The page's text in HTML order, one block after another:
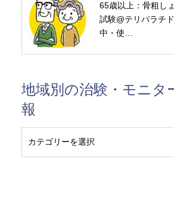
65歳以上：骨粗し
試験@テリパラチ
中・使…
地域別の治験・モニタ
報